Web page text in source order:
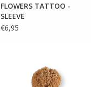
FLOWERS TATTOO -
SLEEVE
€6,95